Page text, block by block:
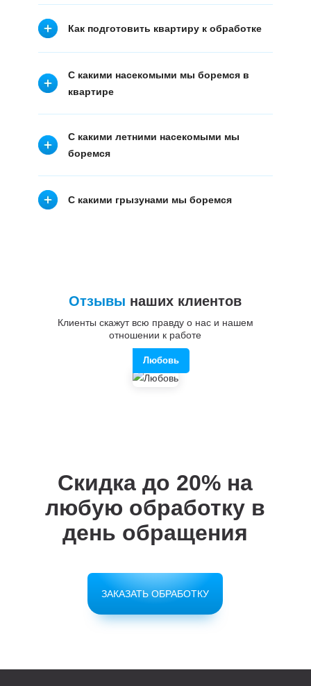
Как подготовить квартиру к обработке
С какими насекомыми мы боремся в
квартире
С какими летними насекомыми мы
боремся
С какими грызунами мы боремся
Отзывы наших клиентов
Клиенты скажут всю правду о нас и нашем
отношении к работе
Любовь
Скидка до 20% на
любую обработку в
день обращения
ЗАКАЗАТЬ ОБРАБОТКУ